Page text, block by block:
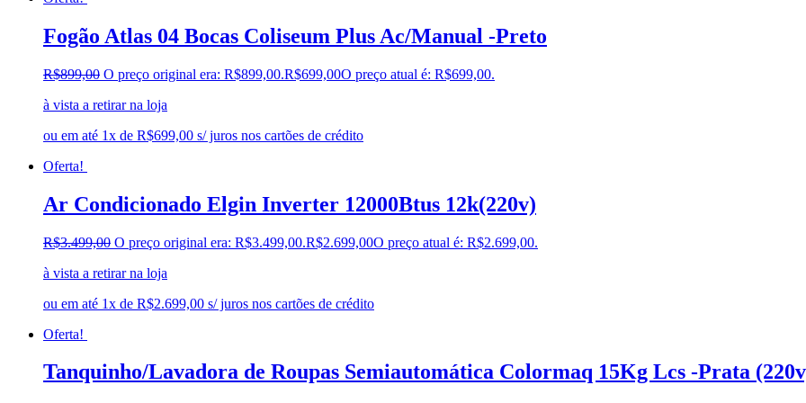
Fogão Atlas 04 Bocas Coliseum Plus Ac/Manual -Preto
R$899,00 O preço original era: R$899,00.R$699,00O preço atual é: R$699,00.
à vista a retirar na loja
ou em até 1x de R$699,00 s/ juros nos cartões de crédito
Oferta!
Ar Condicionado Elgin Inverter 12000Btus 12k(220v)
R$3.499,00 O preço original era: R$3.499,00.R$2.699,00O preço atual é: R$2.699,00.
à vista a retirar na loja
ou em até 1x de R$2.699,00 s/ juros nos cartões de crédito
Oferta!
Tanquinho/Lavadora de Roupas Semiautomática Colormaq 15Kg Lcs -Prata